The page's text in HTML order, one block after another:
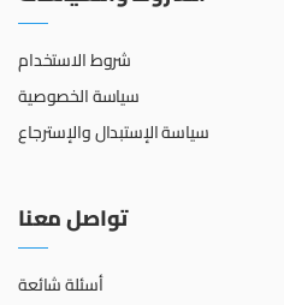
شروط الاستخدام
سياسة الخصوصية
سياسة الإستبدال والإسترجاع
تواصل معنا
أسئلة شائعة